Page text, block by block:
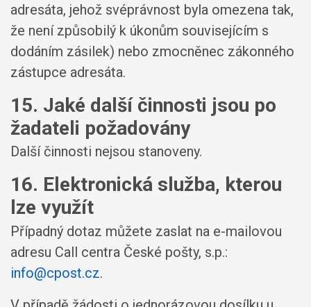
adresáta, jehož svéprávnost byla omezena tak,
že není způsobilý k úkonům souvisejícím s
dodáním zásilek) nebo zmocněnec zákonného
zástupce adresáta.
15. Jaké další činnosti jsou po
žadateli požadovány
Další činnosti nejsou stanoveny.
16. Elektronická služba, kterou
lze využít
Případný dotaz můžete zaslat na e-mailovou
adresu Call centra České pošty, s.p.:
info@cpost.cz.